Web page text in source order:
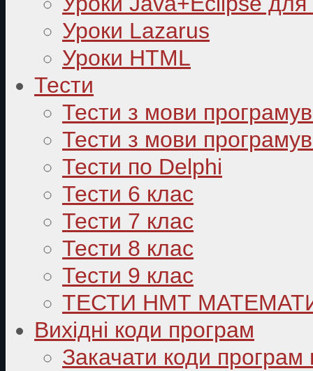
Уроки Lazarus
Уроки HTML
Тести
Тести з мови
Тести з мови
Тести по Delphi
Тести 6 клас
Тести 7 клас
Тести 8 клас
Тести 9 клас
ТЕСТИ НМТ
Вихідні коди програм
Закачати коди програм